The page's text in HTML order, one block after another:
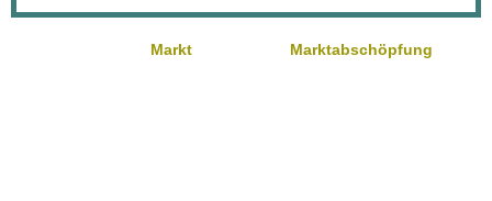
Markt Marktabschöpfung